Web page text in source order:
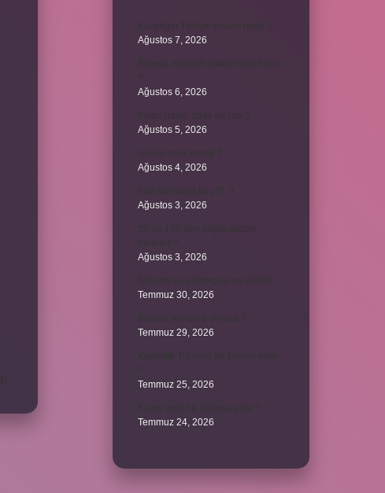
Ağustos 7, 2026
Ağustos 6, 2026
Ağustos 5, 2026
Ağustos 4, 2026
Ağustos 3, 2026
Ağustos 3, 2026
Temmuz 30, 2026
Temmuz 29, 2026
Temmuz 25, 2026
Temmuz 24, 2026